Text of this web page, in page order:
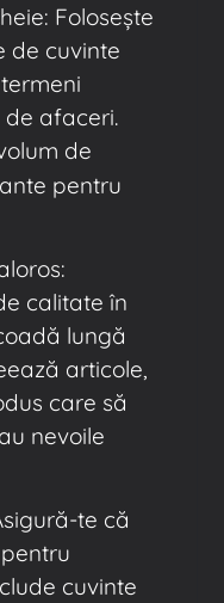
Folosește
de cuvinte
afaceri.
de
pentru
calitate în
lungă
articole,
care să
nevoile
te că
cuvinte